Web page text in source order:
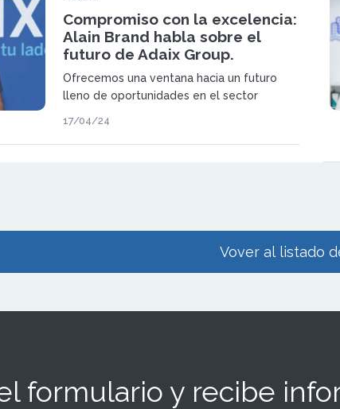
Compromiso con la excelencia:
Alain Brand habla sobre el
futuro de Adaix Group.
Ofrecemos una ventana hacia un futuro
lleno de oportunidades en el sector
parte de una comunidad en constante
17/04/24
Vover al listado
formulario y recibe